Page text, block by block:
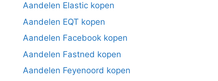
Aandelen Elastic kopen
Aandelen EQT kopen
Aandelen Facebook kopen
Aandelen Fastned kopen
Aandelen Feyenoord kopen